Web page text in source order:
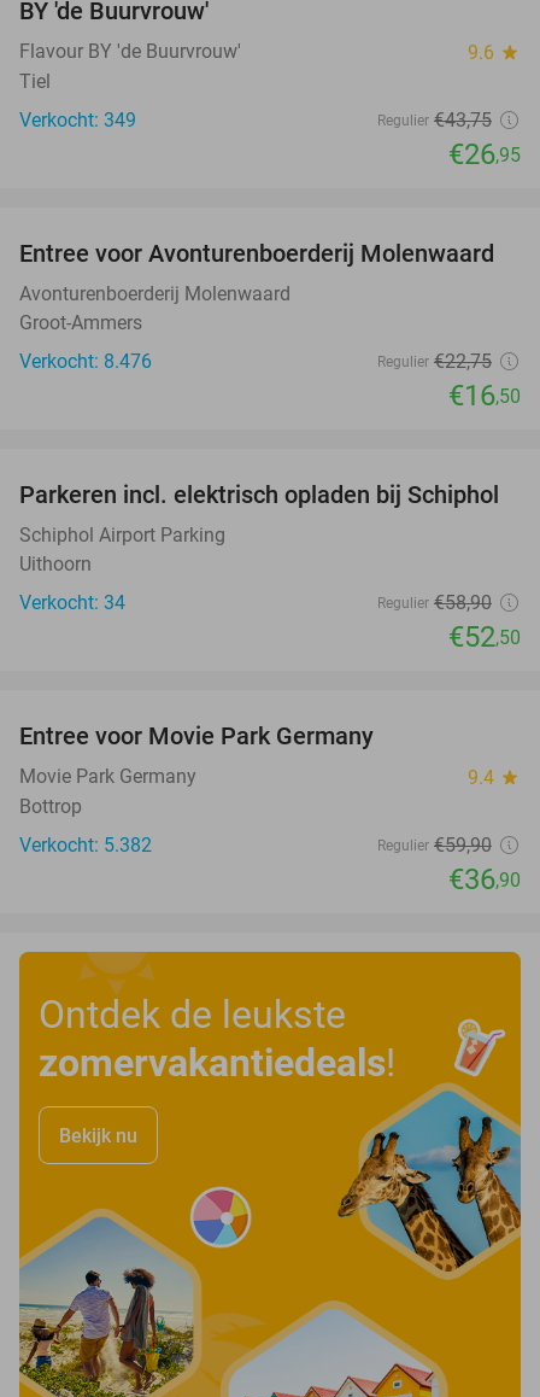
BY 'de Buurvrouw'
Flavour BY 'de Buurvrouw' 9.6 star
Tiel
Verkocht: 349
Regulier €43,75
€26,95
27%
Entree voor Avonturenboerderij Molenwaard
Avonturenboerderij Molenwaard
Groot-Ammers
Verkocht: 8.476
Regulier €22,75
€16,50
11%
Parkeren incl. elektrisch opladen bij Schiphol
Schiphol Airport Parking
Uithoorn
Verkocht: 34
Regulier €58,90
€52,50
Entree voor Movie Park Germany
Movie Park Germany 9.4 star
Bottrop
Verkocht: 5.382
Regulier €59,90
€36,90
Ontdek de leukste
zomervakantiedeals!
Bekijk nu